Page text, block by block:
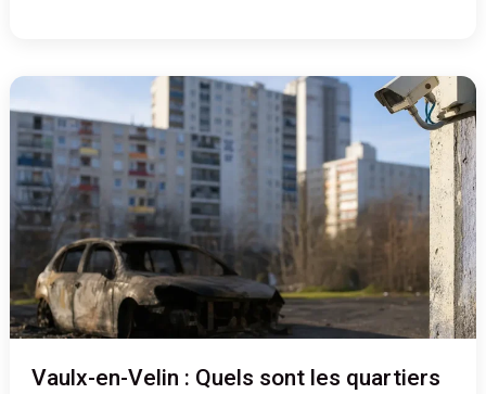
Vaulx-en-Velin : Quels sont les quartiers